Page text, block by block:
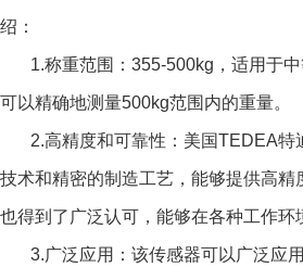
绍：
1.称重范围：355-500kg，适用于
可以精确地测量500kg范围内的重量。
2.高精度和可靠性：美国TEDEA特
技术和精密的制造工艺，能够提供高精
也得到了广泛认可，能够在各种工作环
3.广泛应用：该传感器可以广泛应